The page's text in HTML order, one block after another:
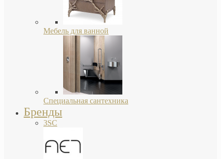
Мебель для ванной
Специальная сантехника
Бренды
3SC